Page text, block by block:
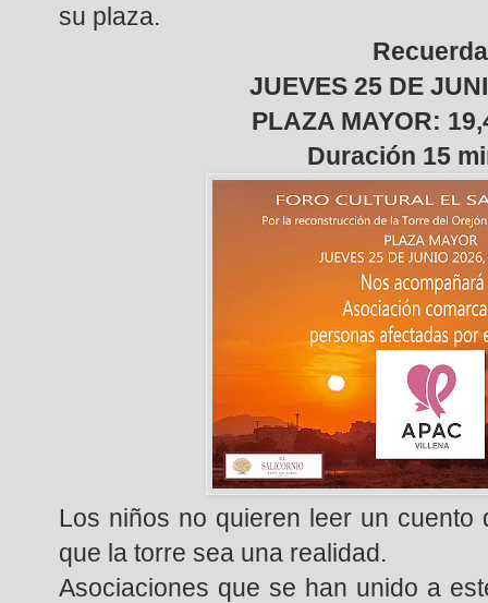
su plaza.
Recuerda
JUEVES 25 DE
PLAZA MAYOR:
Duración 15
Los niños no quieren leer un cuento
que la torre sea una realidad.
Asociaciones que se han unido a